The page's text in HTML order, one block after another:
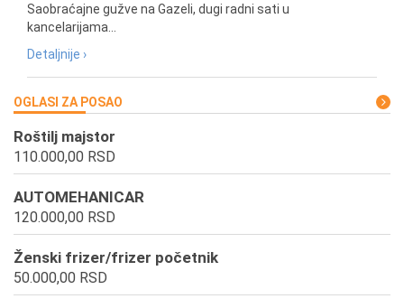
Saobraćajne gužve na Gazeli, dugi radni sati u
kancelarijama...
Detaljnije ›
OGLASI ZA POSAO
Roštilj majstor
110.000,00 RSD
AUTOMEHANICAR
120.000,00 RSD
Ženski frizer/frizer početnik
50.000,00 RSD